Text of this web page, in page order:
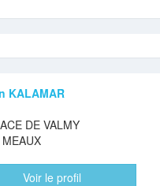
KALAMAR
DE VALMY
Voir le profil